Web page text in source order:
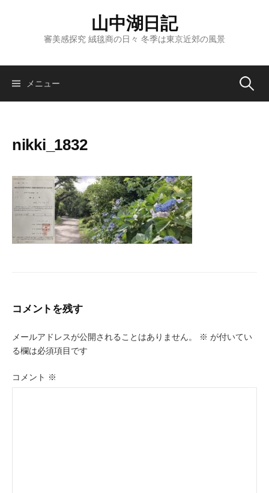
ツ
山中湖日記
審美感探究 絨毯商の日々 冬季は東京近郊の風景
メニュー 検
nikki_1832
コメントを残す
メールアドレスが公開されることはありません。 ※ が付いてい
る欄は必須項目です
コメント ※